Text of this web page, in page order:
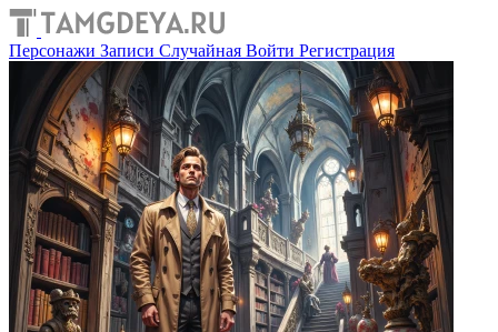
Персонажи Записи Случайная Войти Регистрация